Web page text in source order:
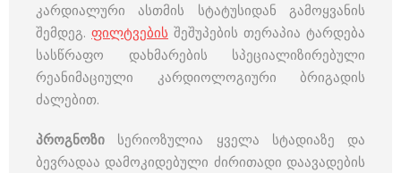
კარდიალური ასთმის სტატუსიდან გამოყვანის
შემდეგ. ფილტვების შეშუპების თერაპია ტარდება
სასწრაფო დახმარების სპეციალიზირებული
რეანიმაციული კარდიოლოგიური ბრიგადის
ძალებით.
პროგნოზი სერიოზულია ყველა სტადიაზე და
ბევრადაა დამოკიდებული ძირითადი დაავადების